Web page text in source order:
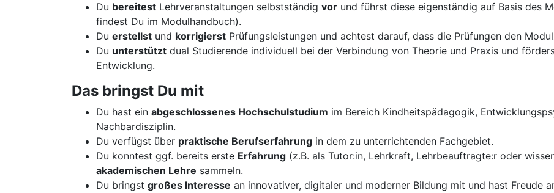
Du bereitest Lehrveranstaltungen selbstständig vor und führst diese eigenständig auf Basis des
findest Du im Modulhandbuch).
Du erstellst und korrigierst Prüfungsleistungen und achtest darauf, dass die Prüfungen den
Du unterstützt dual Studierende individuell bei der Verbindung von Theorie und Praxis und
Entwicklung.
Das bringst Du mit
Du hast ein abgeschlossenes Hochschulstudium im Bereich Kindheitspädagogik,
Nachbardisziplin.
Du verfügst über praktische Berufserfahrung in dem zu unterrichtenden Fachgebiet.
Du konntest ggf. bereits erste Erfahrung (z.B. als Tutor:in, Lehrkraft, Lehrbeauftragte:r oder
akademischen Lehre sammeln.
Du bringst großes Interesse an innovativer, digitaler und moderner Bildung mit und hast Freude